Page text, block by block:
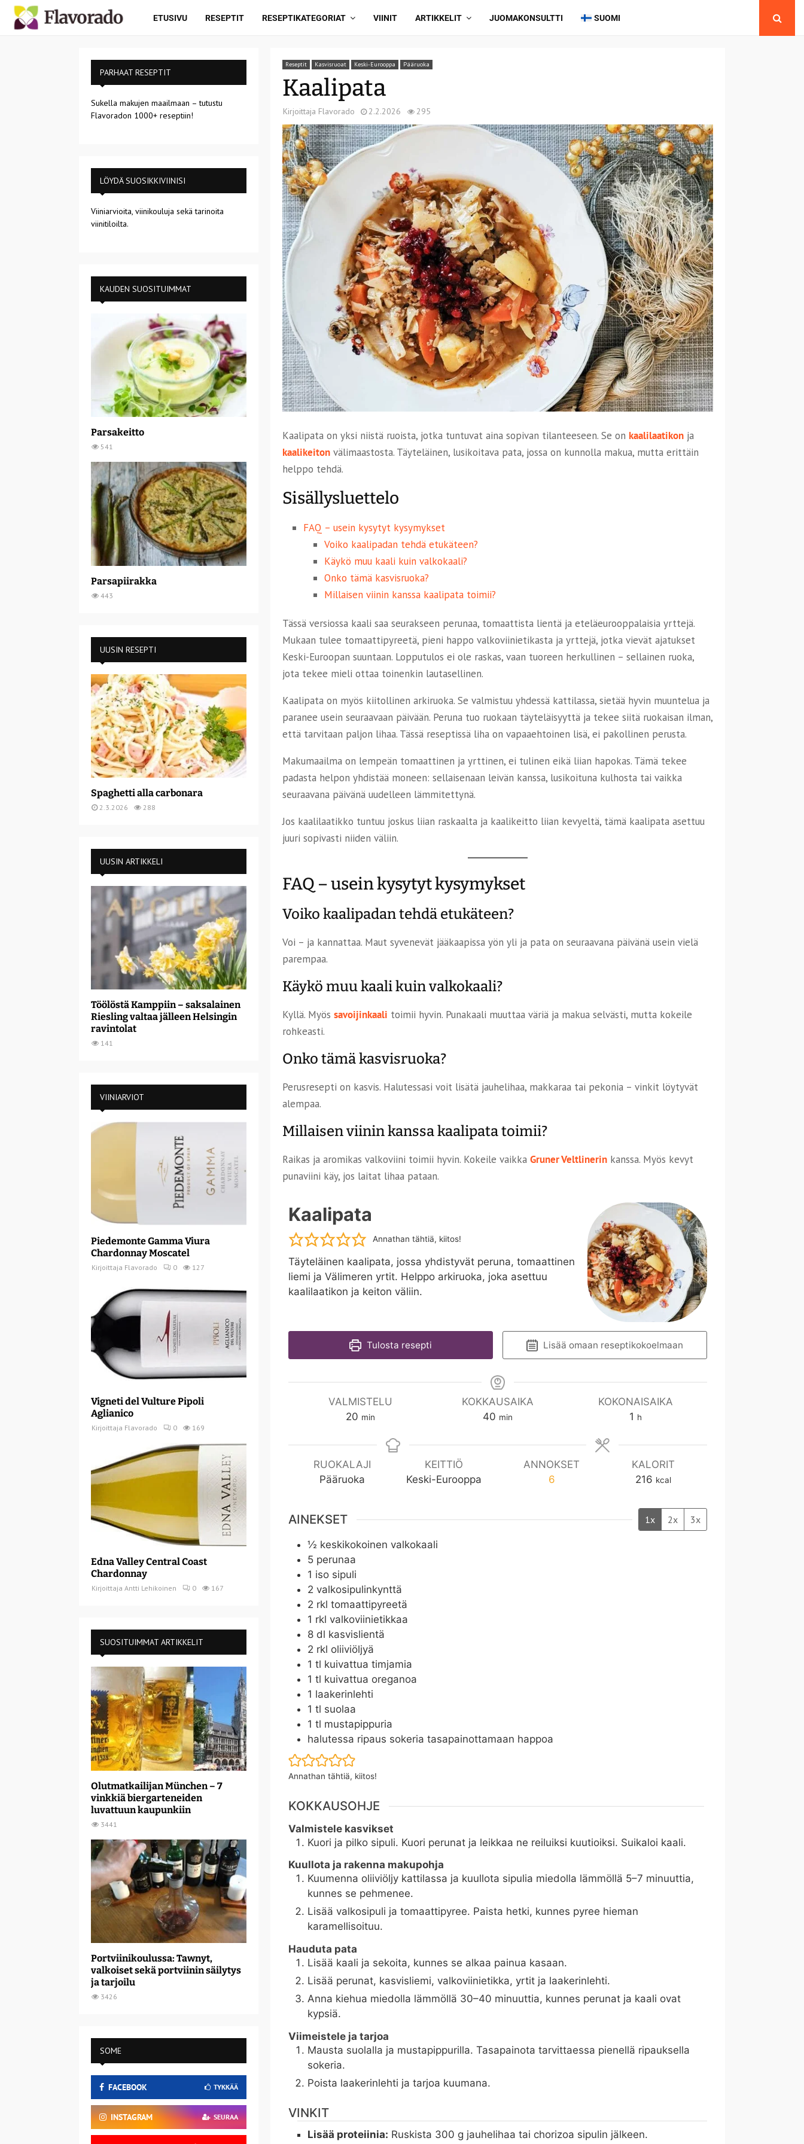
ETUSIVU RESEPTIT RESEPTIKATEGORIAT VIINIT ARTIKKELIT JUOMAKONSULTTI SUOMI
Reseptit Kasvisruoat Keski-Eurooppa Pääruoka
Kaalipata
Kirjoittaja Flavorado 2.2.2026 295
Kaalipata on yksi niistä ruoista, jotka tuntuvat aina sopivan tilanteeseen. Se on kaalilaatikon ja
kaalikeiton välimaastosta. Täyteläinen, lusikoitava pata, jossa on kunnolla makua, mutta erittäin
helppo tehdä.
Sisällysluettelo
FAQ – usein kysytyt kysymykset
Voiko kaalipadan tehdä etukäteen?
Käykö muu kaali kuin valkokaali?
Onko tämä kasvisruoka?
Millaisen viinin kanssa kaalipata toimii?
Tässä versiossa kaali saa seurakseen perunaa, tomaattista lientä ja eteläeurooppalaisia yrttejä.
Mukaan tulee tomaattipyreetä, pieni happo valkoviinietikasta ja yrttejä, jotka vievät ajatukset
Keski-Euroopan suuntaan. Lopputulos ei ole raskas, vaan tuoreen herkullinen – sellainen ruoka,
jota tekee mieli ottaa toinenkin lautasellinen.
Kaalipata on myös kiitollinen arkiruoka. Se valmistuu yhdessä kattilassa, sietää hyvin muuntelua ja
paranee usein seuraavaan päivään. Peruna tuo ruokaan täyteläisyyttä ja tekee siitä ruokaisan ilman,
että tarvitaan paljon lihaa. Tässä reseptissä liha on vapaaehtoinen lisä, ei pakollinen perusta.
Makumaailma on lempeän tomaattinen ja yrttinen, ei tulinen eikä liian hapokas. Tämä tekee
padasta helpon yhdistää moneen: sellaisenaan leivän kanssa, lusikoituna kulhosta tai vaikka
seuraavana päivänä uudelleen lämmitettynä.
Jos kaalilaatikko tuntuu joskus liian raskaalta ja kaalikeitto liian kevyeltä, tämä kaalipata asettuu
juuri sopivasti niiden väliin.
FAQ – usein kysytyt kysymykset
Voiko kaalipadan tehdä etukäteen?
Voi – ja kannattaa. Maut syvenevät jääkaapissa yön yli ja pata on seuraavana päivänä usein vielä
parempaa.
Käykö muu kaali kuin valkokaali?
Kyllä. Myös savoijinkaali toimii hyvin. Punakaali muuttaa väriä ja makua selvästi, mutta kokeile
rohkeasti.
Onko tämä kasvisruoka?
Perusresepti on kasvis. Halutessasi voit lisätä jauhelihaa, makkaraa tai pekonia – vinkit löytyvät
alempaa.
Millaisen viinin kanssa kaalipata toimii?
Raikas ja aromikas valkoviini toimii hyvin. Kokeile vaikka Gruner Veltlinerin kanssa. Myös kevyt
punaviini käy, jos laitat lihaa pataan.
Kaalipata
Annathan tähtiä, kiitos!
Täyteläinen kaalipata, jossa yhdistyvät peruna, tomaattinen
liemi ja Välimeren yrtit. Helppo arkiruoka, joka asettuu
kaalilaatikon ja keiton väliin.
Tulosta resepti Lisää omaan reseptikokoelmaan
VALMISTELU
20m
n
min
KOKKAUSAIKA
40 m
n
min
KOKONAISAIKA
1
n
t
h
RUOKALAJI
Pääruoka
KEITTIÖ
Keski-Eurooppa
ANNOKSET
6
KALORIT
216 kcal
AINEKSET 1x 2x 3x
½ keskikokoinen valkokaali
5 perunaa
1 iso sipuli
2 valkosipulinkynttä
2 rkl tomaattipyreetä
1 rkl valkoviinietikkaa
8 dl kasvislientä
2 rkl oliiviöljyä
1 tl kuivattua timjamia
1 tl kuivattua oreganoa
1 laakerinlehti
1 tl suolaa
1 tl mustapippuria
halutessa ripaus sokeria tasapainottamaan happoa
Annathan tähtiä, kiitos!
KOKKAUSOHJE
Valmistele kasvikset
Kuori ja pilko sipuli. Kuori perunat ja leikkaa ne reiluiksi kuutioiksi. Suikaloi kaali.
Kuullota ja rakenna makupohja
Kuumenna oliiviöljy kattilassa ja kuullota sipulia miedolla lämmöllä 5–7 minuuttia,
kunnes se pehmenee.
Lisää valkosipuli ja tomaattipyree. Paista hetki, kunnes pyree hieman
karamellisoituu.
Hauduta pata
Lisää kaali ja sekoita, kunnes se alkaa painua kasaan.
Lisää perunat, kasvisliemi, valkoviinietikka, yrtit ja laakerinlehti.
Anna kiehua miedolla lämmöllä 30–40 minuuttia, kunnes perunat ja kaali ovat
kypsiä.
Viimeistele ja tarjoa
Mausta suolalla ja mustapippurilla. Tasapainota tarvittaessa pienellä ripauksella
sokeria.
Poista laakerinlehti ja tarjoa kuumana.
VINKIT
Lisää proteiinia: Ruskista 300 g jauhelihaa tai chorizoa sipulin jälkeen.
PARHAAT RESEPTIT
Sukella makujen maailmaan – tutustu
Flavoradon 1000+ reseptiin!
LÖYDÄ SUOSIKKIVIINISI
Viiniarvioita, viinikouluja sekä tarinoita
viinitiloilta.
KAUDEN SUOSITUIMMAT
Parsakeitto
541
Parsapiirakka
443
UUSIN RESEPTI
Spaghetti alla carbonara
2.3.2026 288
UUSIN ARTIKKELI
Töölöstä Kamppiin – saksalainen
Riesling valtaa jälleen Helsingin
ravintolat
141
VIINIARVIOT
Piedemonte Gamma Viura
Chardonnay Moscatel
Kirjoittaja Flavorado 0 127
Vigneti del Vulture Pipoli
Aglianico
Kirjoittaja Flavorado 0 169
Edna Valley Central Coast
Chardonnay
Kirjoittaja Antti Lehikoinen 0 167
SUOSITUIMMAT ARTIKKELIT
Olutmatkailijan München – 7
vinkkiä biergarteneiden
luvattuun kaupunkiin
3441
Portviinikoulussa: Tawnyt,
valkoiset sekä portviinin säilytys
ja tarjoilu
3426
SOME
FACEBOOK TYKKÄÄ
INSTAGRAM SEURAA